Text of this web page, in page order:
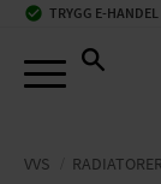
check_circle TRYGG E-HANDEL
VVS